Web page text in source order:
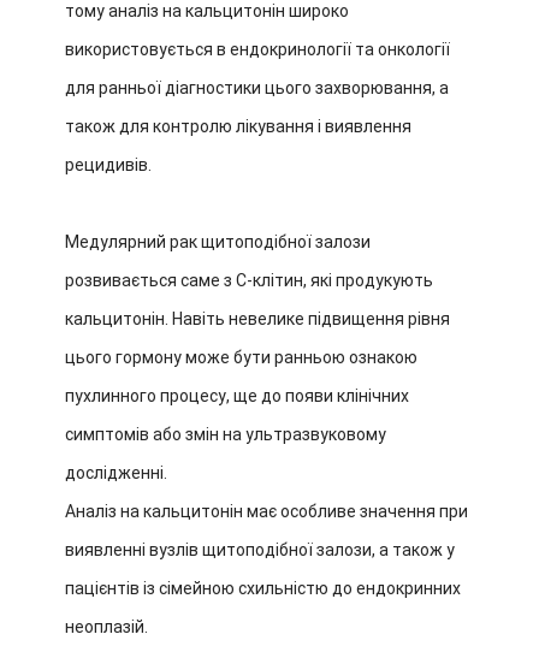
тому аналіз на кальцитонін широко
використовується в ендокринології та онкології
для ранньої діагностики цього захворювання, а
також для контролю лікування і виявлення
рецидивів.
Медулярний рак щитоподібної залози
розвивається саме з С-клітин, які продукують
кальцитонін. Навіть невелике підвищення рівня
цього гормону може бути ранньою ознакою
пухлинного процесу, ще до появи клінічних
симптомів або змін на ультразвуковому
дослідженні.
Аналіз на кальцитонін має особливе значення при
виявленні вузлів щитоподібної залози, а також у
пацієнтів із сімейною схильністю до ендокринних
неоплазій.